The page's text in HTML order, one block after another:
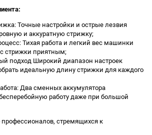
Точные настройки и острые лезвия
и аккуратную стрижку;
Тихая работа и легкий вес машинки
стрижки приятным;
подход Широкий диапазон настроек
идеальную длину стрижки для каждого
Два сменных аккумулятора
работу даже при большой
профессионалов, стремящихся к